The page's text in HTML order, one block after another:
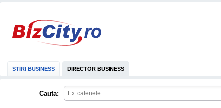
STIRI BUSINESS DIRECTOR BUSINESS
Cauta: